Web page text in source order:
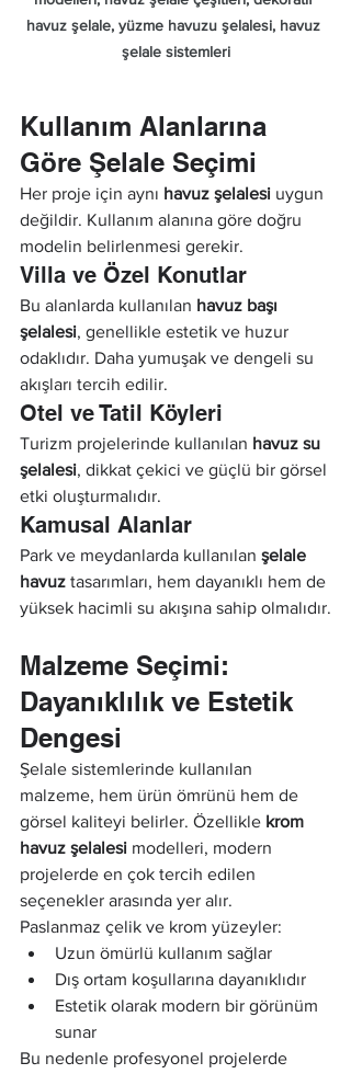
havuz şelale, yüzme havuzu şelalesi, havuz
şelale sistemleri
Kullanım Alanlarına
Göre Şelale Seçimi
Her proje için aynı havuz şelalesi uygun
değildir. Kullanım alanına göre doğru
modelin belirlenmesi gerekir.
Villa ve Özel Konutlar
Bu alanlarda kullanılan havuz başı
şelalesi, genellikle estetik ve huzur
odaklıdır. Daha yumuşak ve dengeli su
akışları tercih edilir.
Otel ve Tatil Köyleri
Turizm projelerinde kullanılan havuz su
şelalesi, dikkat çekici ve güçlü bir görsel
etki oluşturmalıdır.
Kamusal Alanlar
Park ve meydanlarda kullanılan şelale
havuz tasarımları, hem dayanıklı hem de
yüksek hacimli su akışına sahip olmalıdır.
Malzeme Seçimi:
Dayanıklılık ve Estetik
Dengesi
Şelale sistemlerinde kullanılan
malzeme, hem ürün ömrünü hem de
görsel kaliteyi belirler. Özellikle krom
havuz şelalesi modelleri, modern
projelerde en çok tercih edilen
seçenekler arasında yer alır.
Paslanmaz çelik ve krom yüzeyler:
Uzun ömürlü kullanım sağlar
Dış ortam koşullarına dayanıklıdır
Estetik olarak modern bir görünüm
sunar
Bu nedenle profesyonel projelerde